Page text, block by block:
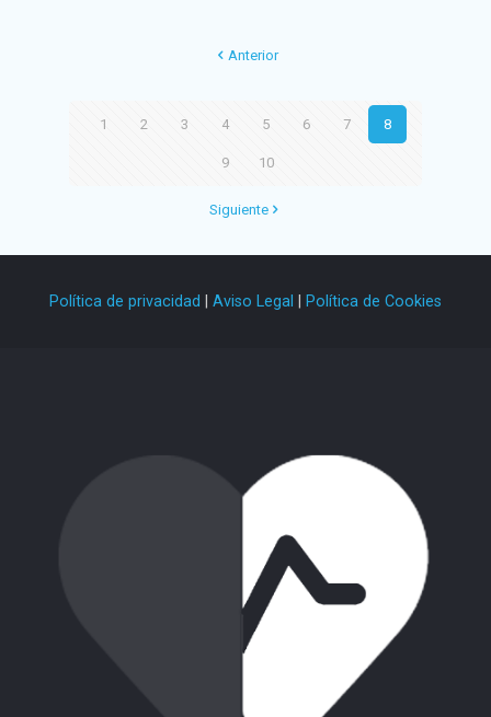
Anterior
1 2 3 4 5 6 7 8
9 10
Siguiente
Política de privacidad Aviso Legal Política de Cookies